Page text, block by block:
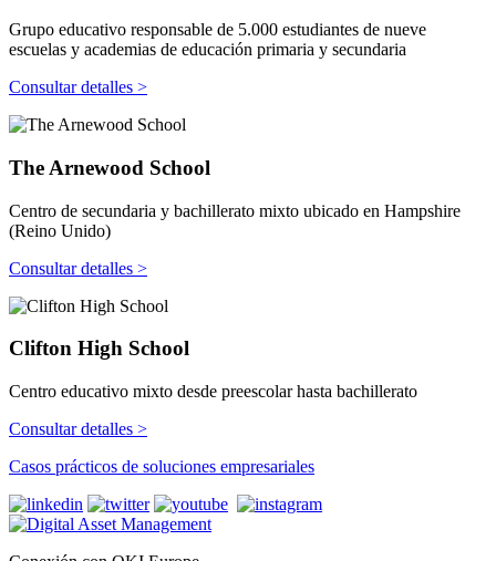
Grupo educativo responsable de 5.000 estudiantes de nueve
escuelas y academias de educación primaria y secundaria
Consultar detalles >
The Arnewood School
Centro de secundaria y bachillerato mixto ubicado en Hampshire
(Reino Unido)
Consultar detalles >
Clifton High School
Centro educativo mixto desde preescolar hasta bachillerato
Consultar detalles >
Casos prácticos de soluciones empresariales